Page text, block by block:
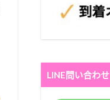
LINE問い合わせ